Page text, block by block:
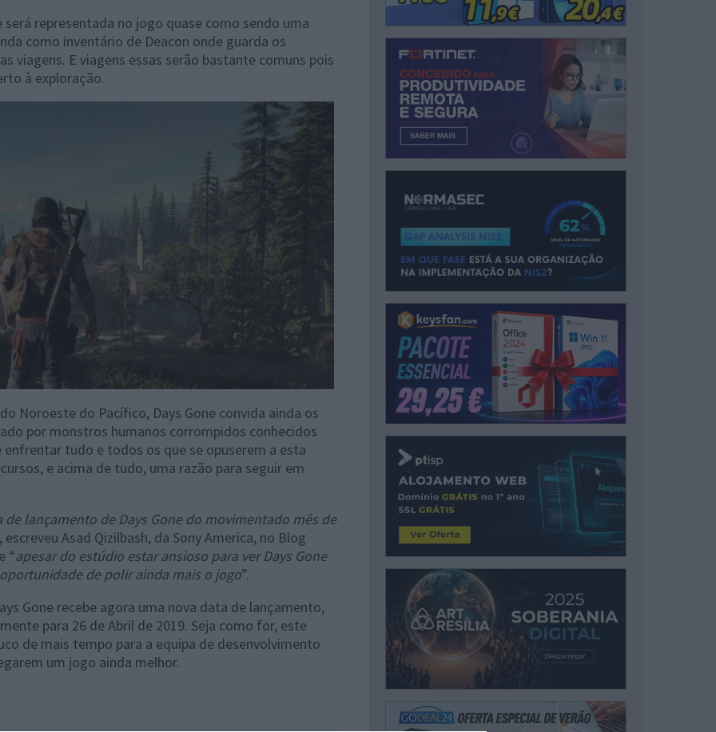
representada no jogo quase como sendo uma
como inventário de Deacon onde guarda os
viagens. E viagens essas serão bastante comuns pois
à exploração.
Noroeste do Pacífico, Days Gone convida ainda os
por monstros humanos corrompidos conhecidos
enfrentar tudo e todos os que se opuserem a esta
e acima de tudo, uma razão para seguir em
lançamento de Days Gone do movimentado mês de
escreveu Asad Qizilbash, da Sony America, no Blog
“apesar do estúdio estar ansioso para ver Days Gone
de polir ainda mais o jogo”.
Gone recebe agora uma nova data de lançamento,
para 26 de Abril de 2019. Seja como for, este
de mais tempo para a equipa de desenvolvimento
um jogo ainda melhor.